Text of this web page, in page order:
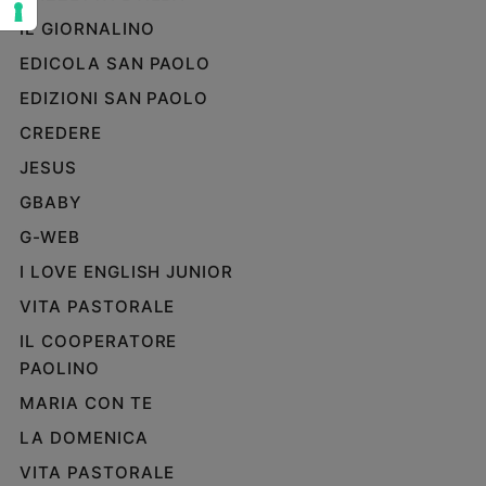
e
Adolescenza
Bioetica
Foto
Video
Privacy
IL GIORNALINO
EDICOLA SAN PAOLO
EDIZIONI SAN PAOLO
CREDERE
JESUS
GBABY
G-WEB
I LOVE ENGLISH JUNIOR
VITA PASTORALE
IL COOPERATORE
PAOLINO
MARIA CON TE
LA DOMENICA
VITA PASTORALE